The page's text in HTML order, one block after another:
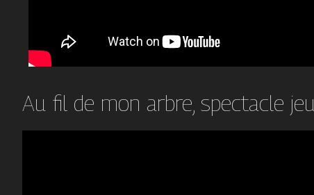
Au fil de mon arbre, spectacle